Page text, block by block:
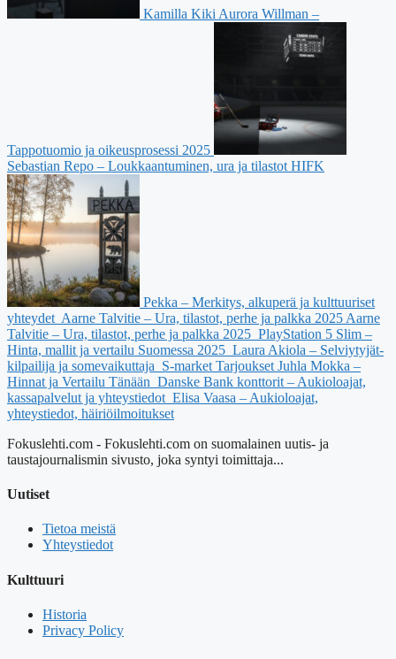
Kamilla Kiki Aurora Willman –
Tappotuomio ja oikeusprosessi 2025
Sebastian Repo – Loukkaantuminen, ura ja tilastot HIFK
Pekka – Merkitys, alkuperä ja kulttuuriset
yhteydet Aarne Talvitie – Ura, tilastot, perhe ja palkka 2025 Aarne
Talvitie – Ura, tilastot, perhe ja palkka 2025 PlayStation 5 Slim –
Hinta, mallit ja vertailu Suomessa 2025 Laura Akiola – Selviytyjät-
kilpailija ja somevaikuttaja S-market Tarjoukset Juhla Mokka –
Hinnat ja Vertailu Tänään Danske Bank konttorit – Aukioloajat,
kassapalvelut ja yhteystiedot Elisa Vaasa – Aukioloajat,
yhteystiedot, häiriöilmoitukset
Fokuslehti.com - Fokuslehti.com on suomalainen uutis- ja
taustajournalismin sivusto, joka syntyi toimittaja...
Uutiset
Tietoa meistä
Yhteystiedot
Kulttuuri
Historia
Privacy Policy